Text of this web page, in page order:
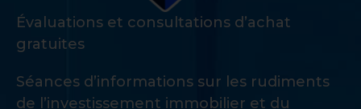
Évaluations et consultations d’achat
gratuites
Séances d’informations sur les rudiments
de l’investissement immobilier et du